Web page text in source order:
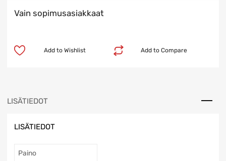
Vain sopimusasiakkaat
Add to Compare
Add to Wishlist
LISÄTIEDOT
LISÄTIEDOT
Paino